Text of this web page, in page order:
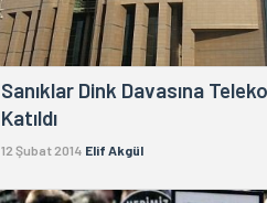
Sanıklar Dink Davasına
Katıldı
12 Şubat 2014 Elif Akgül